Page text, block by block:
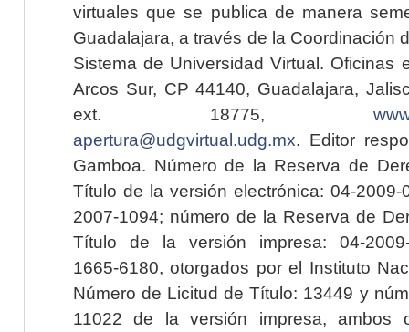
virtuales que se publica de manera
Guadalajara, a través de la Coordinación
Sistema de Universidad Virtual. Oficinas
Arcos Sur, CP 44140, Guadalajara,
ext. 18775,
apertura@udgvirtual.udg.mx. Editor
Gamboa. Número de la Reserva de
Título de la versión electrónica: 04-2009-
2007-1094; número de la Reserva de
Título de la versión impresa: 04-2009-
1665-6180, otorgados por el Instituto
Número de Licitud de Título: 13449 y
11022 de la versión impresa, ambos